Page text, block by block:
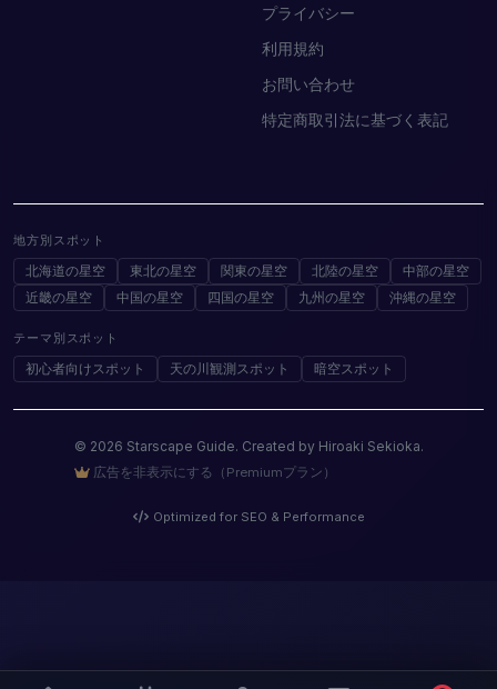
プライバシー
利用規約
お問い合わせ
特定商取引法に基づく表記
地方別スポット
北海道の星空 東北の星空 関東の星空 北陸の星空
中部の星空
近畿の星空
中国の星空 四国の星空 九州の星空 沖縄の星空
テーマ別スポット
初心者向けスポット 天の川観測スポット 暗空スポット
© 2026 Starscape Guide. Created by Hiroaki Sekioka.
広告を非表示にする（Premiumプラン）
Optimized for SEO & Performance